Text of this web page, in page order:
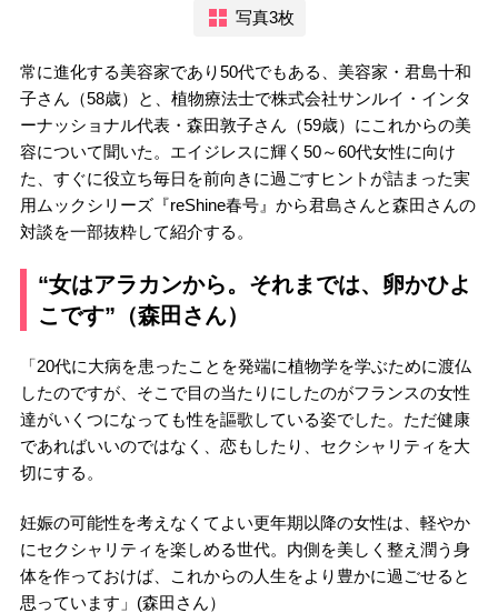
写真3枚
常に進化する美容家であり50代でもある、美容家・君島十和
子さん（58歳）と、植物療法士で株式会社サンルイ・インタ
ーナッショナル代表・森田敦子さん（59歳）にこれからの美
容について聞いた。エイジレスに輝く50～60代女性に向け
た、すぐに役立ち毎日を前向きに過ごすヒントが詰まった実
用ムックシリーズ『reShine春号』から君島さんと森田さんの
対談を一部抜粋して紹介する。
“女はアラカンから。それまでは、卵かひよ
こです”（森田さん）
「20代に大病を患ったことを発端に植物学を学ぶために渡仏
したのですが、そこで目の当たりにしたのがフランスの女性
達がいくつになっても性を謳歌している姿でした。ただ健康
であればいいのではなく、恋もしたり、セクシャリティを大
切にする。
妊娠の可能性を考えなくてよい更年期以降の女性は、軽やか
にセクシャリティを楽しめる世代。内側を美しく整え潤う身
体を作っておけば、これからの人生をより豊かに過ごせると
思っています」(森田さん）